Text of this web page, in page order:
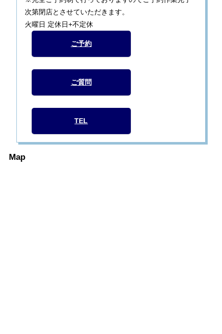
次第閉店とさせていただきます。
火曜日 定休日+不定休
ご予約
ご質問
TEL
Map